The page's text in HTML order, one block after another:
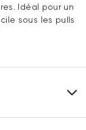
Idéal pour un
sous les pulls